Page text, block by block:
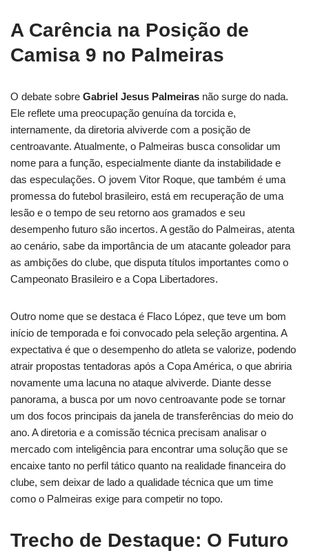
A Carência na Posição de
Camisa 9 no Palmeiras
O debate sobre Gabriel Jesus Palmeiras não surge do nada.
Ele reflete uma preocupação genuína da torcida e,
internamente, da diretoria alviverde com a posição de
centroavante. Atualmente, o Palmeiras busca consolidar um
nome para a função, especialmente diante da instabilidade e
das especulações. O jovem Vitor Roque, que também é uma
promessa do futebol brasileiro, está em recuperação de uma
lesão e o tempo de seu retorno aos gramados e seu
desempenho futuro são incertos. A gestão do Palmeiras, atenta
ao cenário, sabe da importância de um atacante goleador para
as ambições do clube, que disputa títulos importantes como o
Campeonato Brasileiro e a Copa Libertadores.
Outro nome que se destaca é Flaco López, que teve um bom
início de temporada e foi convocado pela seleção argentina. A
expectativa é que o desempenho do atleta se valorize, podendo
atrair propostas tentadoras após a Copa América, o que abriria
novamente uma lacuna no ataque alviverde. Diante desse
panorama, a busca por um novo centroavante pode se tornar
um dos focos principais da janela de transferências do meio do
ano. A diretoria e a comissão técnica precisam analisar o
mercado com inteligência para encontrar uma solução que se
encaixe tanto no perfil tático quanto na realidade financeira do
clube, sem deixar de lado a qualidade técnica que um time
como o Palmeiras exige para competir no topo.
Trecho de Destaque: O Futuro